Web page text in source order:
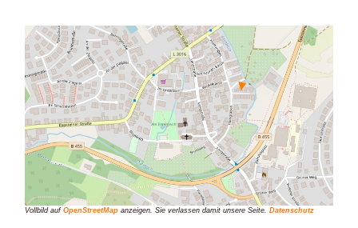
Vollbild aufOpenStreetMap anzeigen. Sie verlassen damit unsere Seite.Datenschutz